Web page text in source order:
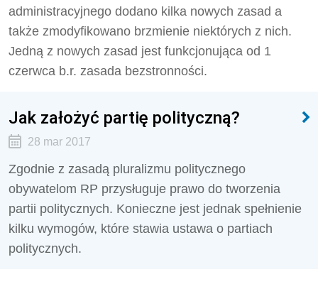
administracyjnego dodano kilka nowych zasad a
także zmodyfikowano brzmienie niektórych z nich.
Jedną z nowych zasad jest funkcjonująca od 1
czerwca b.r. zasada bezstronności.
Jak założyć partię polityczną?
28 mar 2017
Zgodnie z zasadą pluralizmu politycznego
obywatelom RP przysługuje prawo do tworzenia
partii politycznych. Konieczne jest jednak spełnienie
kilku wymogów, które stawia ustawa o partiach
politycznych.